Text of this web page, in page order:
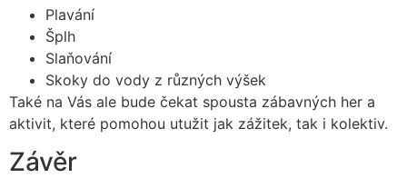
Plavání
Šplh
Slaňování
Skoky do vody z různých výšek
Také na Vás ale bude čekat spousta zábavných her a
aktivit, které pomohou utužit jak zážitek, tak i kolektiv.
Závěr